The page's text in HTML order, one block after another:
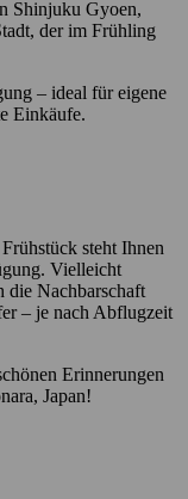
Shinjuku Gyoen,
der im Frühling
– ideal für eigene
Einkäufe.
steht Ihnen
Vielleicht
die Nachbarschaft
– je nach Abflugzeit
Erinnerungen
Japan!